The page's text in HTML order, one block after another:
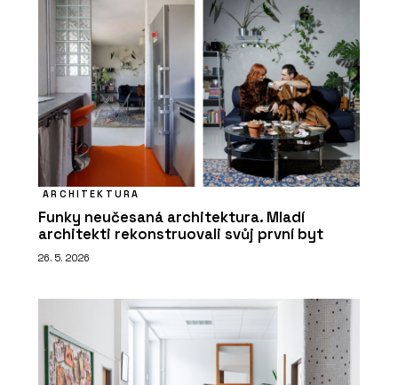
ARCHITEKTURA
Funky neučesaná architektura. Mladí
architekti rekonstruovali svůj první byt
26. 5. 2026